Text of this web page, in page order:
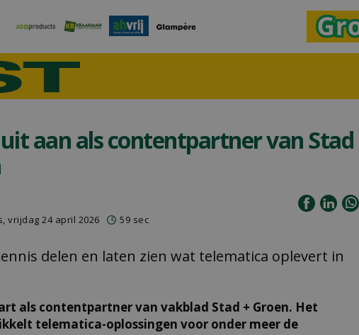
aan als contentpartner van Stad
, vrijdag 24 april 2026 59 sec
delen en laten zien wat telematica oplevert in
als contentpartner van vakblad Stad + Groen. Het
telematica-oplossingen voor onder meer de